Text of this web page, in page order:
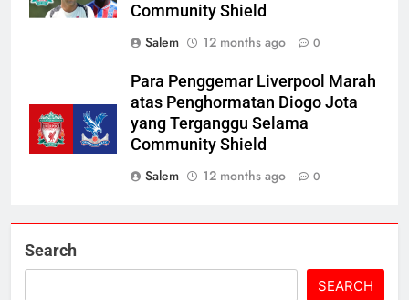
Community Shield
Salem
12 months ago 0
Para Penggemar Liverpool Marah
atas Penghormatan Diogo Jota
yang Terganggu Selama
Community Shield
Salem
12 months ago 0
Search
SEARCH